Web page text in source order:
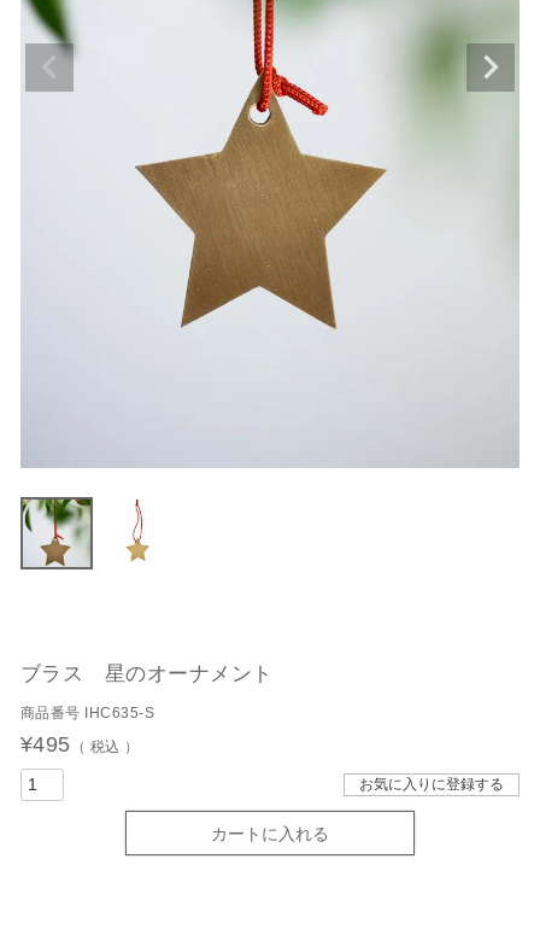
ブラス 星のオーナメント
商品番号 IHC635-S
¥495 税込
お気に入りに登録する
カートに入れる